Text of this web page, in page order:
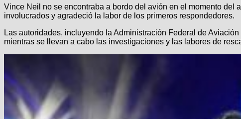
Vince Neil no se encontraba a bordo del avión en el momento
involucrados y agradeció la labor de los primeros respondedores.
Las autoridades, incluyendo la Administración Federal de
mientras se llevan a cabo las investigaciones y las labores de